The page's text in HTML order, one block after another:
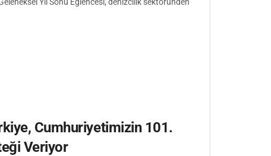
Cumhuriyetimizin 101.
Veriyor